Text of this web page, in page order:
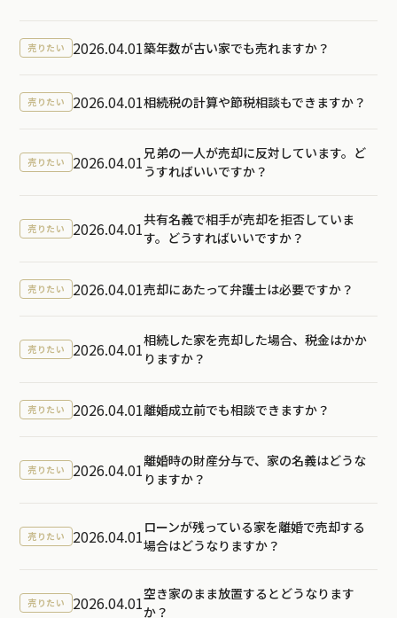
売りたい 2026.04.01築年数が古い家でも売れますか？
売りたい 2026.04.01相続税の計算や節税相談もできますか？
売りたい 2026.04.01兄弟の一人が売却に反対しています。ど
うすればいいですか？
売りたい 2026.04.01共有名義で相手が売却を拒否していま
す。どうすればいいですか？
売りたい 2026.04.01売却にあたって弁護士は必要ですか？
売りたい 2026.04.01相続した家を売却した場合、税金はかか
りますか？
売りたい 2026.04.01離婚成立前でも相談できますか？
売りたい 2026.04.01離婚時の財産分与で、家の名義はどうな
りますか？
売りたい 2026.04.01 ローンが残っている家を離婚で売却する
場合はどうなりますか？
売りたい 2026.04.01空き家のまま放置するとどうなります
か？